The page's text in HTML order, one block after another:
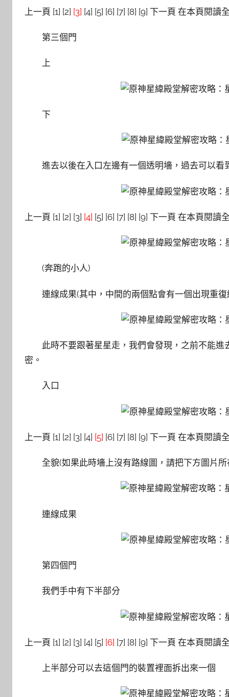
上一頁 [1] [2] [3] [4] [5] [6] [7] [8] [9] 下一頁 在本頁閱讀
第三個門
上
下
進去以後在入口左邊有一個透明墻，過去可以看
上一頁 [1] [2] [3] [4] [5] [6] [7] [8] [9] 下一頁 在本頁閱讀
(奔跑的小人)
連線成果(其中，中間的兩個點會有一個出現重
此時不要跟著星星走，我們會發現，之前不能
密。
入口
上一頁 [1] [2] [3] [4] [5] [6] [7] [8] [9] 下一頁 在本頁閱讀
全貌(如果此時墻上沒有路線圖，請把下方圖片
連線成果
第四個門
我們手中有下半部分
上一頁 [1] [2] [3] [4] [5] [6] [7] [8] [9] 下一頁 在本頁閱讀
上半部分可以去這個門的裝置裡面拆出來一個